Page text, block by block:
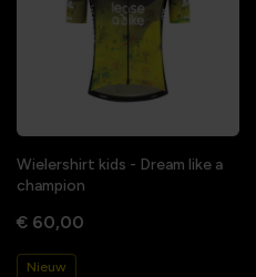
Wielershirt kids - Dream like a
champion
€ 60,00
Nieuw